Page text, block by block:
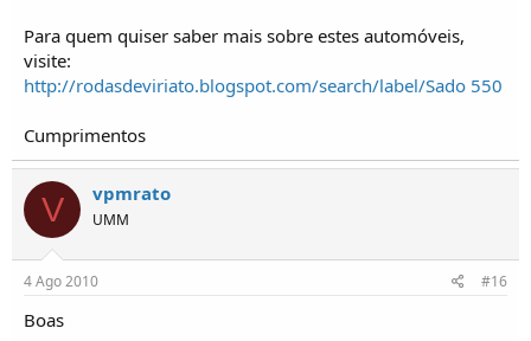
Para quem quiser saber mais sobre estes automóveis,
visite:
http://rodasdeviriato.blogspot.com/search/label/Sado 550
Cumprimentos
V vpmrato
UMM
4 Ago 2010 #16
Boas